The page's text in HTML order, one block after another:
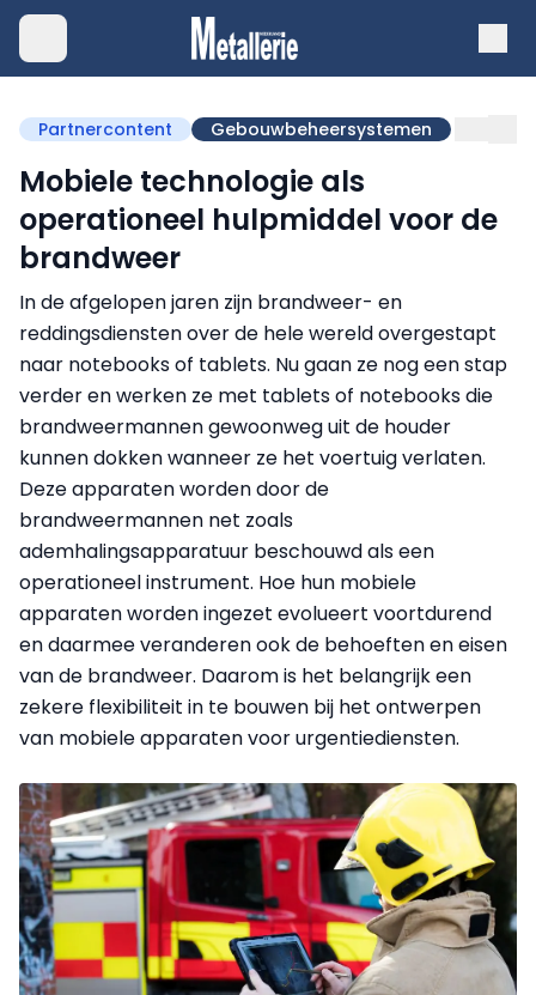
Partnercontent Gebouwbeheersystemen
Mobiele technologie als
operationeel hulpmiddel voor de
brandweer
In de afgelopen jaren zijn brandweer- en
reddingsdiensten over de hele wereld overgestapt
naar notebooks of tablets. Nu gaan ze nog een stap
verder en werken ze met tablets of notebooks die
brandweermannen gewoonweg uit de houder
kunnen dokken wanneer ze het voertuig verlaten.
Deze apparaten worden door de
brandweermannen net zoals
ademhalingsapparatuur beschouwd als een
operationeel instrument. Hoe hun mobiele
apparaten worden ingezet evolueert voortdurend
en daarmee veranderen ook de behoeften en eisen
van de brandweer. Daarom is het belangrijk een
zekere flexibiliteit in te bouwen bij het ontwerpen
van mobiele apparaten voor urgentiediensten.